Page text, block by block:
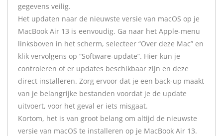
gegevens veilig.
Het updaten naar de nieuwste versie van macOS op je
MacBook Air 13 is eenvoudig. Ga naar het Apple-menu
linksboven in het scherm, selecteer “Over deze Mac” en
klik vervolgens op “Software-update”. Hier kun je
controleren of er updates beschikbaar zijn en deze
direct installeren. Zorg ervoor dat je een back-up maakt
van je belangrijke bestanden voordat je de update
uitvoert, voor het geval er iets misgaat.
Kortom, het is van groot belang om altijd de nieuwste
versie van macOS te installeren op je MacBook Air 13.